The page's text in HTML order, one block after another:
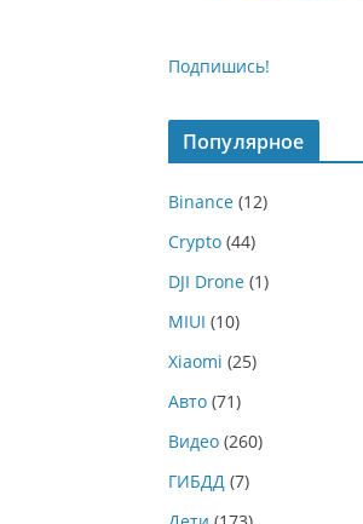
Подпишись!
Популярное
Binance (12)
Crypto (44)
DJI Drone (1)
MIUI (10)
Xiaomi (25)
Авто (71)
Видео (260)
ГИБДД (7)